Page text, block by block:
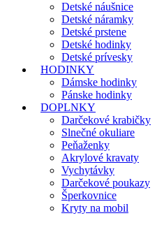
Detské náušnice
Detské náramky
Detské prstene
Detské hodinky
Detské prívesky
HODINKY
Dámske hodinky
Pánske hodinky
DOPLNKY
Darčekové krabičky
Slnečné okuliare
Peňaženky
Akrylové kravaty
Vychytávky
Darčekové poukazy
Šperkovnice
Kryty na mobil